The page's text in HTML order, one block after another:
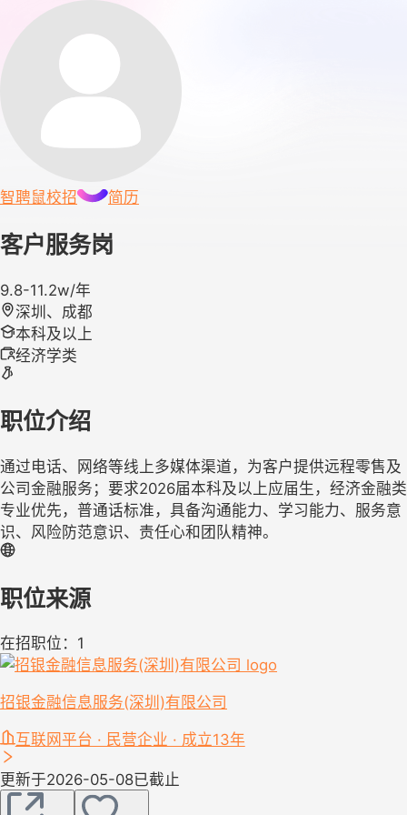
智聘鼠校招 简历
客户服务岗
9.8-11.2w/年
深圳、成都
本科及以上
经济学类
职位介绍
通过电话、网络等线上多媒体渠道，为客户提供远程零售及
公司金融服务；要求2026届本科及以上应届生，经济金融类
专业优先，普通话标准，具备沟通能力、学习能力、服务意
识、风险防范意识、责任心和团队精神。
职位来源
在招职位：1
招银金融信息服务(深圳)有限公司
互联网平台 · 民营企业 · 成立13年
更新于2026-05-08已截止